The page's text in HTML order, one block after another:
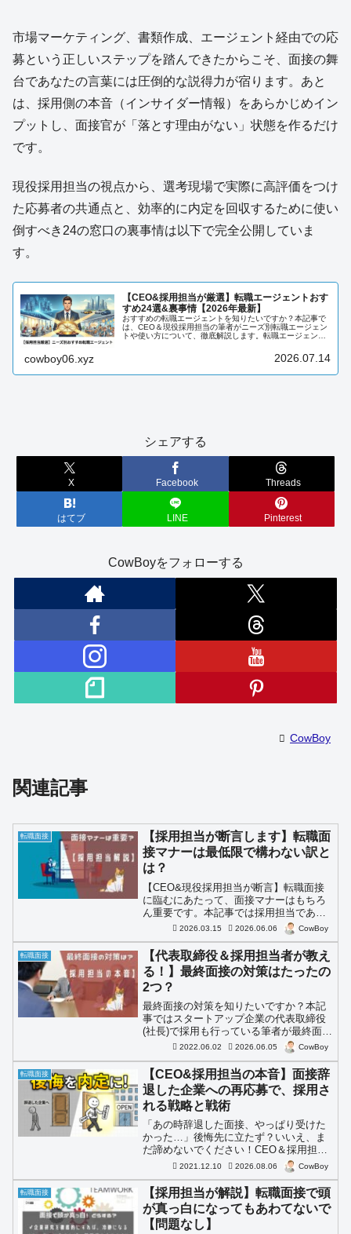
市場マーケティング、書類作成、エージェント経由での応
募という正しいステップを踏んできたからこそ、面接の舞
台であなたの言葉には圧倒的な説得力が宿ります。あと
は、採用側の本音（インサイダー情報）をあらかじめイン
プットし、面接官が「落とす理由がない」状態を作るだけ
です。
現役採用担当の視点から、選考現場で実際に高評価をつけ
た応募者の共通点と、効率的に内定を回収するために使い
倒すべき24の窓口の裏事情は以下で完全公開していま
す。
【CEO&採用担当が厳選】転職エージェントおす
すめ24選&裏事情【2026年最新】
おすすめの転職エージェントを知りたいですか？本記事で
は、CEO＆現役採用担当の筆者がニーズ別転職エージェン
トや使い方について、徹底解説します。転職エージェント
cowboy06.xyz 2026.07.14
シェアする
X Facebook Threads
はてブ LINE Pinterest
CowBoyをフォローする
CowBoy
関連記事
転職面接
【採用担当が断言します】転職面
接マナーは最低限で構わない訳と
は？
【CEO&現役採用担当が断言】転職面接
に臨むにあたって、面接マナーはもちろ
ん重要です。本記事では採用担当である
筆者が転職面接において、もっと重要な
ことを解説します。転職面接が近い方は
ご一読ください。
2026.03.15 2026.06.06 CowBoy
転職面接
【代表取締役＆採用担当者が教え
る！】最終面接の対策はたったの
2つ？
最終面接の対策を知りたいですか？本記
事ではスタートアップ企業の代表取締役
(社長)で採用も行っている筆者が最終面接
を行っている立場としての転職面接対策
を解説します。最終面接を近々控えてい
る方はご一読ください。
2022.06.02 2026.06.05 CowBoy
転職面接
【CEO&採用担当の本音】面接辞
退した企業への再応募で、採用さ
れる戦略と戦術
「あの時辞退した面接、やっぱり受けた
かった…」後悔先に立たず？いいえ、ま
だ諦めないでください！CEO＆採用担当
者が、面接辞退後の再応募を成功させる
【秘策】を初公開。再応募を検討中な
ら、絶対に読んでおきたい記事です！
2021.12.10 2026.08.06 CowBoy
転職面接
【採用担当が解説】転職面接で頭
が真っ白になってもあわてないで
【問題なし】